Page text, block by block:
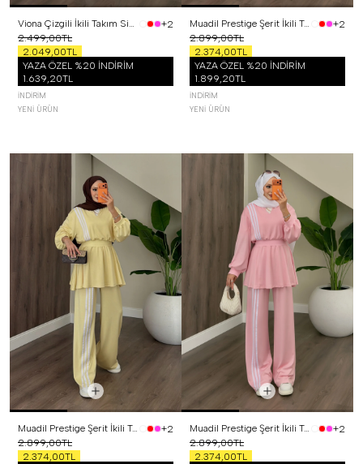
Viona Çizgili İkili Takım Siyah
+2
2.499,00TL
2.049,00TL
YAZA ÖZEL %20 İNDİRİM
1.639,20TL
İNDIRIM
YENI ÜRÜN
Muadil Prestige Şerit İkili Takım Siyah
+2
2.899,00TL
2.374,00TL
YAZA ÖZEL %20 İNDİRİM
1.899,20TL
İNDIRIM
YENI ÜRÜN
Muadil Prestige Şerit İkili Takım Sarı
+2
2.899,00TL
2.374,00TL
Muadil Prestige Şerit İkili Takım Pembe
+2
2.899,00TL
2.374,00TL